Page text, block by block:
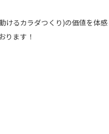
けるカラダつくり)の価値を体
ります！